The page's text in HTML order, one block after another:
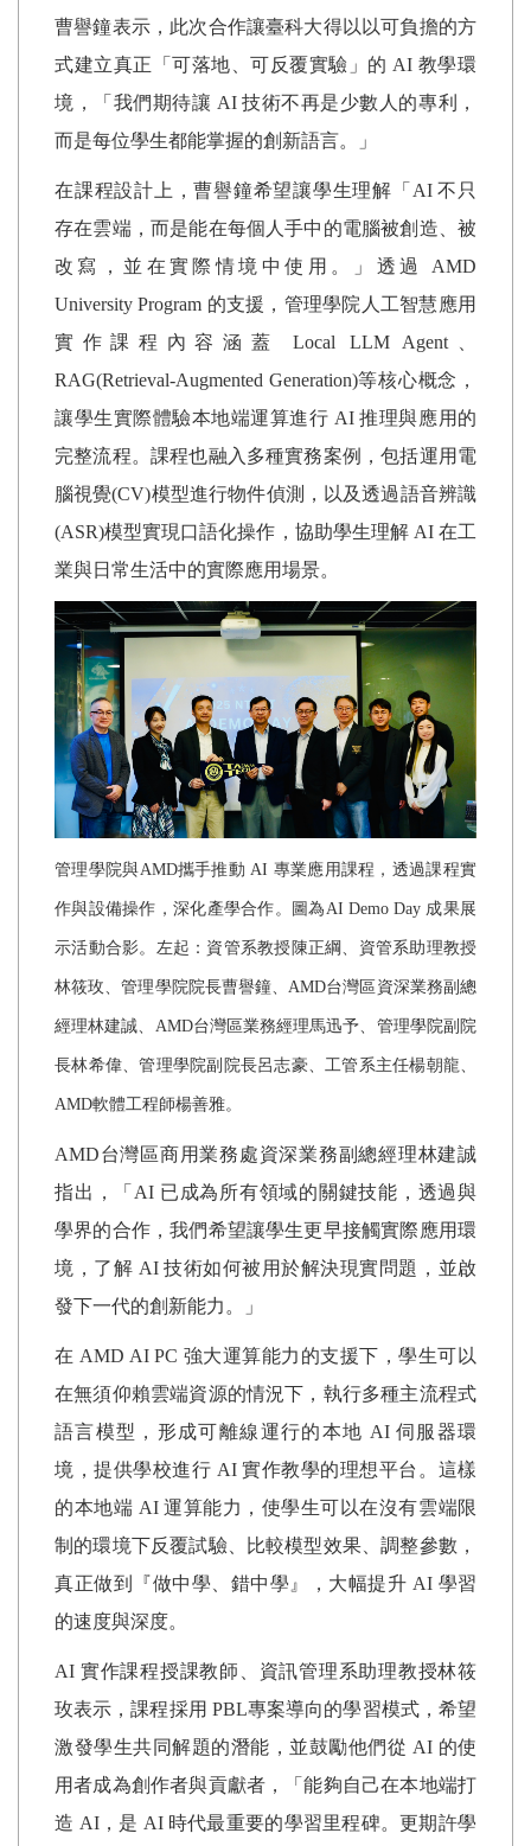
曹譽鐘表示，此次合作讓臺科大得以以可負擔的方
式建立真正「可落地、可反覆實驗」的 AI 教學環
境，「我們期待讓 AI技術不再是少數人的專利，
而是每位學生都能掌握的創新語言。」
在課程設計上，曹譽鐘希望讓學生理解「 AI不只
存在雲端，而是能在每個人手中的電腦被創造、被
改寫，並在實際情境中使用。」透過
AMD
University Program 的支援，管理學院人工智慧應用
實作課程內容涵蓋
Local LLM Agent
RAG(Retrieval-Augmented Generation)等核心概念，
讓學生實際體驗本地端運算進行 AI推理與應用的
完整流程。課程也融入多種實務案例，包括運用電
腦視覺(CV)模型進行物件偵測，以及透過語音辨識
(ASR)模型實現口語化操作，協助學生理解AI 在工
業與日常生活中的實際應用場景。
管理學院與AMD攜手推動 AI 專業應用課程，透過課程實
作與設備操作，深化產學合作。圖為 AI Demo Day 成果展
示活動合影。左起：資管系教授陳正綱、資管系助理教授
林筱玫、管理學院院長曹譽鐘、 AMD台灣區資深業務副總
經理林建誠、 AMD台灣區業務經理馬迅予、管理學院副院
長林希偉、管理學院副院長呂志豪、工管系主任楊朝龍、
AMD軟體工程師楊善雅。
AMD台灣區商用業務處資深業務副總經理林建誠
指出，「 AI 已成為所有領域的關鍵技能，透過與
學界的合作，我們希望讓學生更早接觸實際應用環
境，了解 AI技術如何被用於解決現實問題，並啟
發下一代的創新能力。」
在 AMD AI PC 強大運算能力的支援下，學生可以
在無須仰賴雲端資源的情況下，執行多種主流程式
語言模型，形成可離線運行的本地 AI 伺服器環
境，提供學校進行 AI實作教學的理想平台。這樣
的本地端 AI運算能力，使學生可以在沒有雲端限
制的環境下反覆試驗、比較模型效果、調整參數，
真正做到『做中學、錯中學』，大幅提升 AI 學習
的速度與深度。
AI 實作課程授課教師、資訊管理系助理教授林筱
玫表示，課程採用 PBL專案導向的學習模式，希望
激發學生共同解題的潛能，並鼓勵他們從 AI 的使
用者成為創作者與貢獻者，「能夠自己在本地端打
造 AI，是 AI 時代最重要的學習里程碑。更期許學